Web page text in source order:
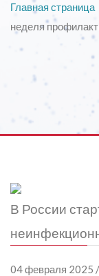
Главная страница
неделя
В России
04 февраля 2025